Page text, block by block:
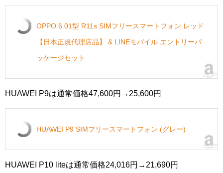
OPPO 6.01型 R11s SIMフリースマートフォン レッド
【日本正規代理店品】 & LINEモバイル エントリーパ
ッケージセット
HUAWEI P9は通常価格47,600円→25,600円
HUAWEI P9 SIMフリースマートフォン (グレー)
HUAWEI P10 liteは通常価格24,016円→21,690円